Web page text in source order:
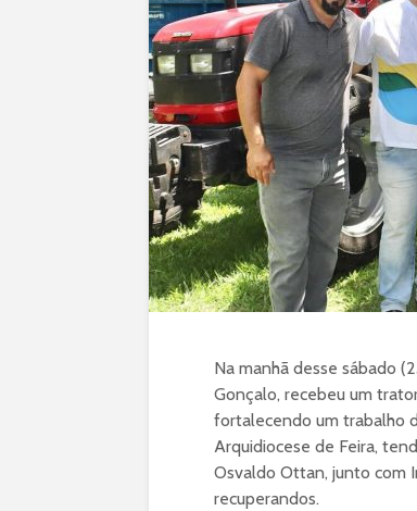
Na manhã desse sábado
Gonçalo, recebeu um
fortalecendo um trabalho
Arquidiocese de Feira,
Osvaldo Ottan, junto com
recuperandos.